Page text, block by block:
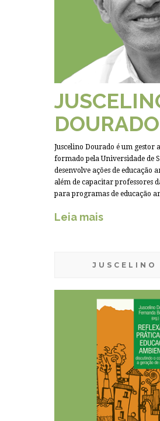
DOURADO
Juscelino Dourado é um gestor
formado pela Universidade de
desenvolve ações de educação
além de capacitar professores
para programas de educação
Leia mais
JUSCELINO